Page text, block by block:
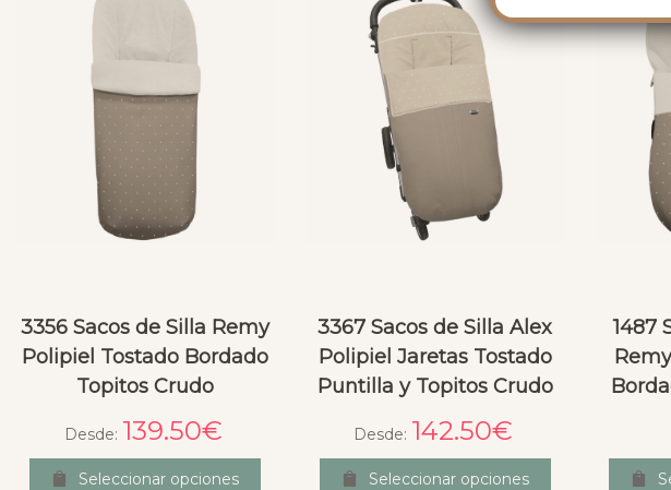
3356 Sacos de Silla Remy
Polipiel Tostado Bordado
Topitos Crudo
Desde: 139.50€
Seleccionar opciones
3367 Sacos de Silla Alex
Polipiel Jaretas Tostado
Puntilla y Topitos Crudo
Desde: 142.50€
Seleccionar opciones
1487